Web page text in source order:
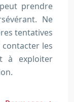
prendre
Ne
tentatives
contacter les
à exploiter